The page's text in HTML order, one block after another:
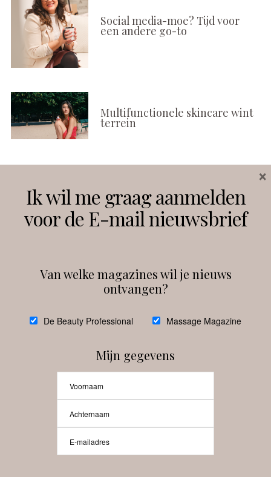
Social media-moe? Tijd voor
een andere go-to
Multifunctionele skincare wint
terrein
Instagram Facebook
debeautyprofessional
Beauty-Pro.nl
Ik wil me graag aanmelden
voor de E-mail nieuwsbrief
Van welke magazines wil je nieuws
ontvangen?
De Beauty Professional Massage Magazine
Mijn gegevens
×